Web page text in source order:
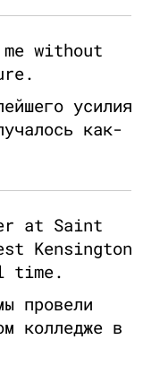
without
усилия
как-
at Saint
Kensington
time.
провели
колледже в